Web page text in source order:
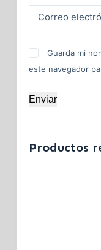
Correo
Guarda mi
este navegador
Enviar
Productos